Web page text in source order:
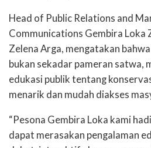
Head of Public Relations and
Communications Gembira Loka
Zelena Arga, mengatakan
bukan sekadar pameran satwa,
edukasi publik tentang
menarik dan mudah diakses
“Pesona Gembira Loka kami
dapat merasakan pengalaman